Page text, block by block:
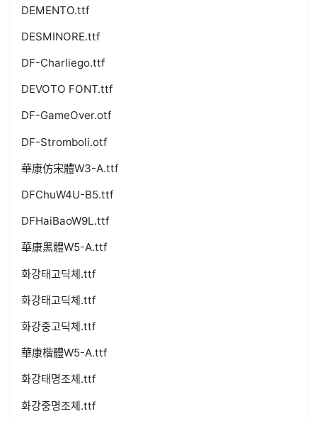
DEMENTO.ttf
DESMINORE.ttf
DF-Charliego.ttf
DEVOTO FONT.ttf
DF-GameOver.otf
DF-Stromboli.otf
華康仿宋體W3-A.ttf
DFChuW4U-B5.ttf
DFHaiBaoW9L.ttf
華康黑體W5-A.ttf
화강태고딕체.ttf
화강태고딕체.ttf
화강중고딕체.ttf
華康楷體W5-A.ttf
화강태명조체.ttf
화강중명조체.ttf